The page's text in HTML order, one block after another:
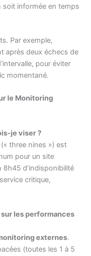
soit informée en temps
Par exemple,
après deux échecs de
pour éviter
momentané.
le Monitoring
je viser ?
(« three nines ») est
pour un site
d’indisponibilité
critique,
les performances
externes.
(toutes les 1 à 5